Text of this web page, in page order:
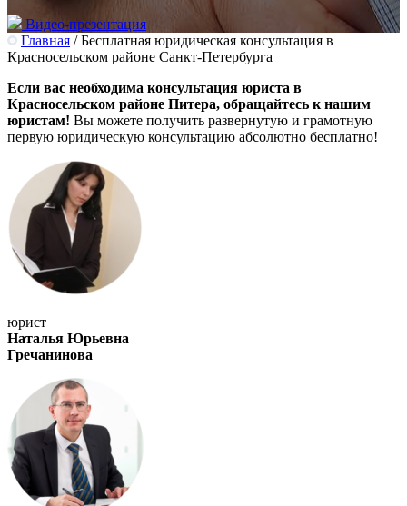
Видео-презентация
Главная / Бесплатная юридическая консультация в
Красносельском районе Санкт-Петербурга
Если вас необходима консультация юриста в
Красносельском районе Питера, обращайтесь к нашим
юристам! Вы можете получить развернутую и грамотную
первую юридическую консультацию абсолютно бесплатно!
юрист
Наталья Юрьевна
Гречанинова